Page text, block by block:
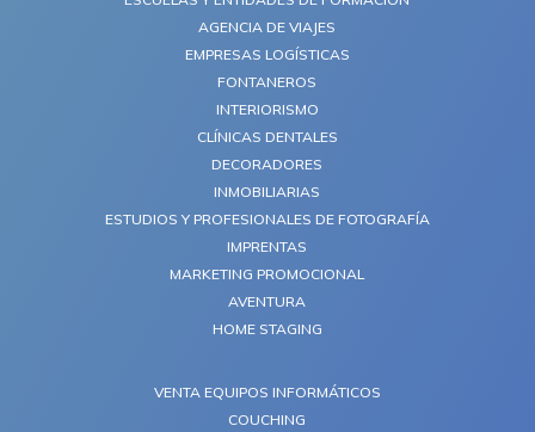
AGENCIA DE VIAJES
EMPRESAS LOGÍSTICAS
FONTANEROS
INTERIORISMO
CLÍNICAS DENTALES
DECORADORES
INMOBILIARIAS
ESTUDIOS Y PROFESIONALES DE FOTOGRAFÍA
IMPRENTAS
MARKETING PROMOCIONAL
AVENTURA
HOME STAGING
VENTA EQUIPOS INFORMÁTICOS
COUCHING